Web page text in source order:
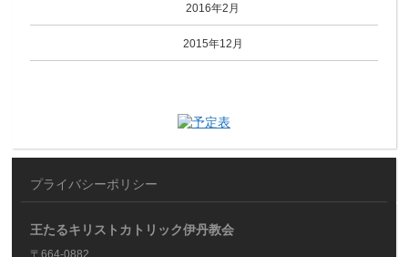
2016年2月
2015年12月
プライバシーポリシー
王たるキリストカトリック伊丹教会
〒664-0882